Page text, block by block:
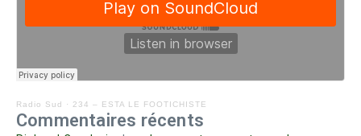
Radio Sud · 234 – ESTA LE FOOTICHISTE
Commentaires récents